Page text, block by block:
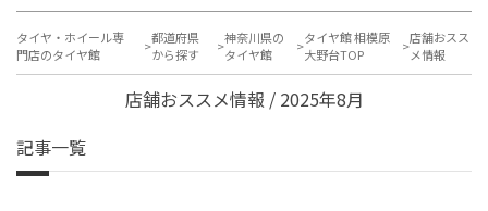
タイヤ・ホイール専
門店のタイヤ館
都道府県
から探す
神奈川県の
タイヤ館
タイヤ館 相模原
大野台TOP
店舗おスス
メ情報
店舗おススメ情報 / 2025年8月
記事一覧